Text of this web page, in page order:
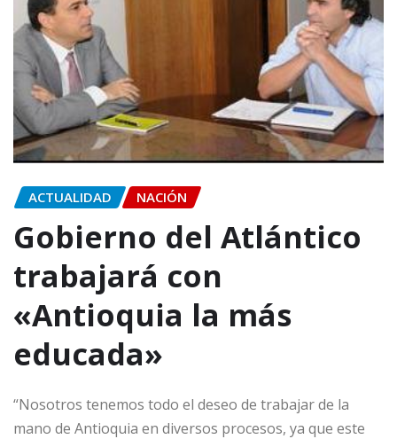
ACTUALIDAD NACIÓN
Gobierno del Atlántico
trabajará con
«Antioquia la más
educada»
“Nosotros tenemos todo el deseo de trabajar de la
mano de Antioquia en diversos procesos, ya que este